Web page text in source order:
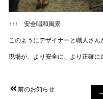
↑↑↑ 安全唱和風景
このようにデザイナーと職人さ
現場が、より安全に、より正確に
前のお知らせ